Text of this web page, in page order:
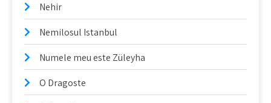
Nehir
Nemilosul Istanbul
Numele meu este Züleyha
O Dragoste